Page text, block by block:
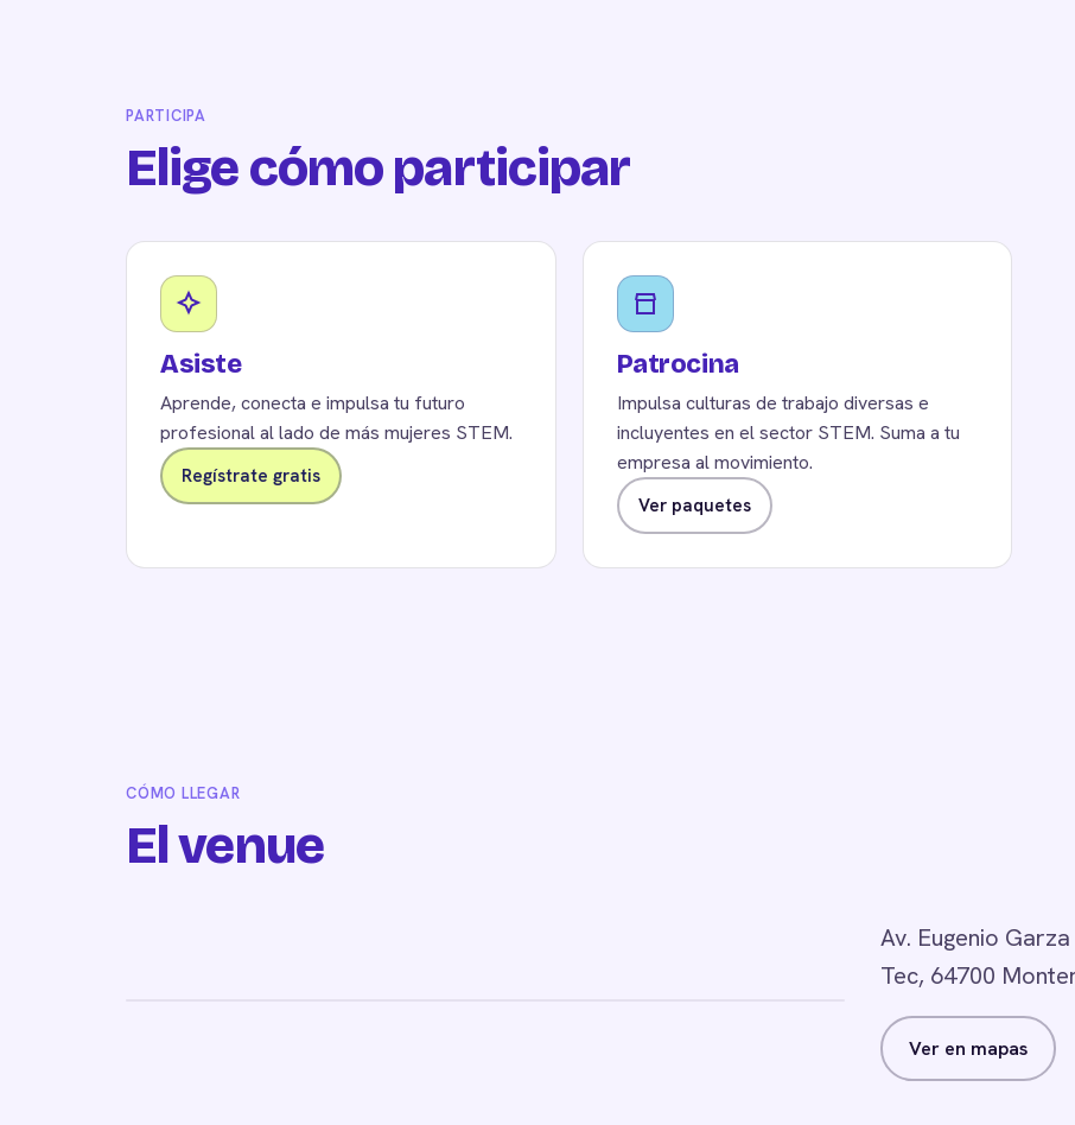
PARTICIPA
Elige cómo participar
Asiste
Aprende, conecta e impulsa tu futuro
profesional al lado de más mujeres STEM.
Regístrate gratis
Patrocina
Impulsa culturas de trabajo diversas e
incluyentes en el sector STEM. Suma a tu
empresa al movimiento.
Ver paquetes
CÓMO LLEGAR
El venue
Av. Eugenio
Tec, 64700
Ver en mapas